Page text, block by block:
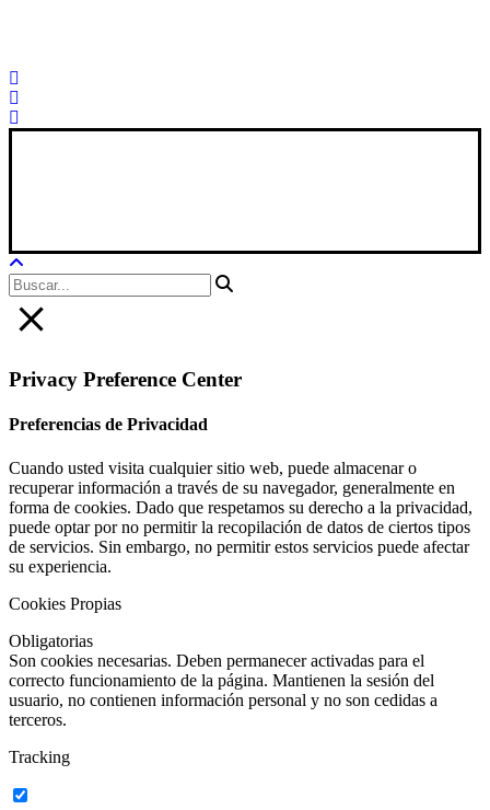
Privacy Preference Center
Preferencias de Privacidad
Cuando usted visita cualquier sitio web, puede almacenar o
recuperar información a través de su navegador, generalmente en
forma de cookies. Dado que respetamos su derecho a la privacidad,
puede optar por no permitir la recopilación de datos de ciertos tipos
de servicios. Sin embargo, no permitir estos servicios puede afectar
su experiencia.
Cookies Propias
Obligatorias
Son cookies necesarias. Deben permanecer activadas para el
correcto funcionamiento de la página. Mantienen la sesión del
usuario, no contienen información personal y no son cedidas a
terceros.
Tracking